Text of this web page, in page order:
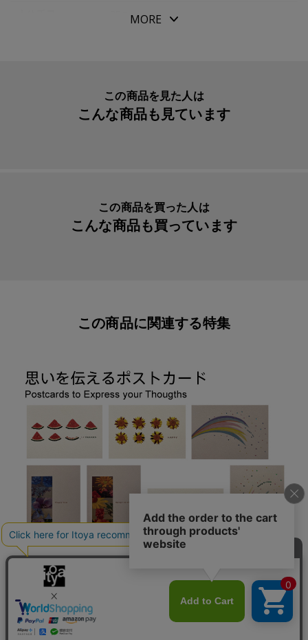
７枚セット
yaya69
MORE
この商品を見た人は
こんな商品も見ています
この商品を買った人は
こんな商品も買っています
この商品に関連する特集
思いを伝えるポストカード 7 days cards